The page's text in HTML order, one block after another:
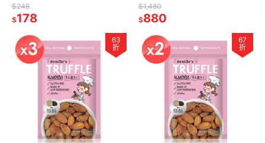
$248
$178
$1,480
$880
63
折
67
折